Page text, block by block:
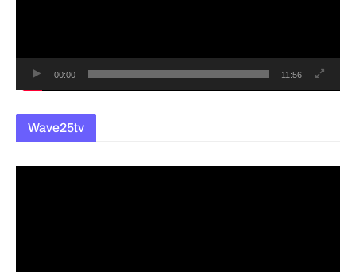
00:00 11:56
Wave25tv